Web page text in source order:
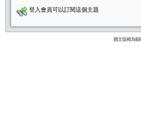
登入會員可以訂閱這個主題
圖文版權為